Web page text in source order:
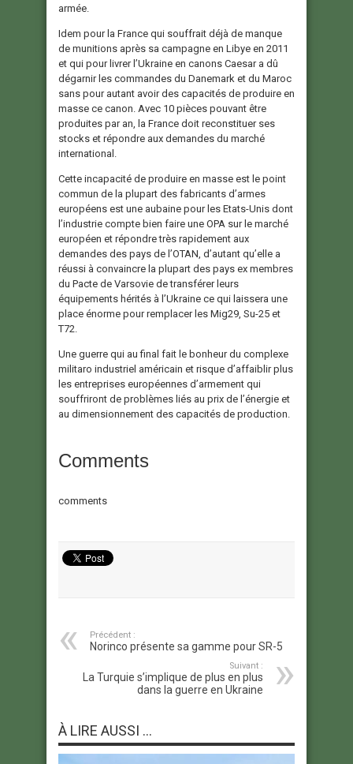
armée.
Idem pour la France qui souffrait déjà de manque
de munitions après sa campagne en Libye en 2011
et qui pour livrer l’Ukraine en canons Caesar a dû
dégarnir les commandes du Danemark et du Maroc
sans pour autant avoir des capacités de produire en
masse ce canon. Avec 10 pièces pouvant être
produites par an, la France doit reconstituer ses
stocks et répondre aux demandes du marché
international.
Cette incapacité de produire en masse est le point
commun de la plupart des fabricants d’armes
européens est une aubaine pour les Etats-Unis dont
l’industrie compte bien faire une OPA sur le marché
européen et répondre très rapidement aux
demandes des pays de l’OTAN, d’autant qu’elle a
réussi à convaincre la plupart des pays ex membres
du Pacte de Varsovie de transférer leurs
équipements hérités à l’Ukraine ce qui laissera une
place énorme pour remplacer les Mig29, Su-25 et
T72.
Une guerre qui au final fait le bonheur du complexe
militaro industriel américain et risque d’affaiblir plus
les entreprises européennes d’armement qui
souffriront de problèmes liés au prix de l’énergie et
au dimensionnement des capacités de production.
Comments
comments
Précédent :
Norinco présente sa gamme pour SR-5
Suivant :
La Turquie s’implique de plus en plus
dans la guerre en Ukraine
À LIRE AUSSI ...